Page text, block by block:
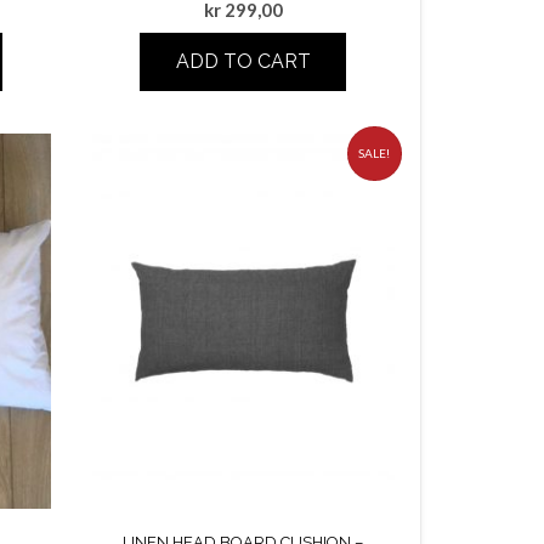
kr299,00
ADD TO CART
SALE!